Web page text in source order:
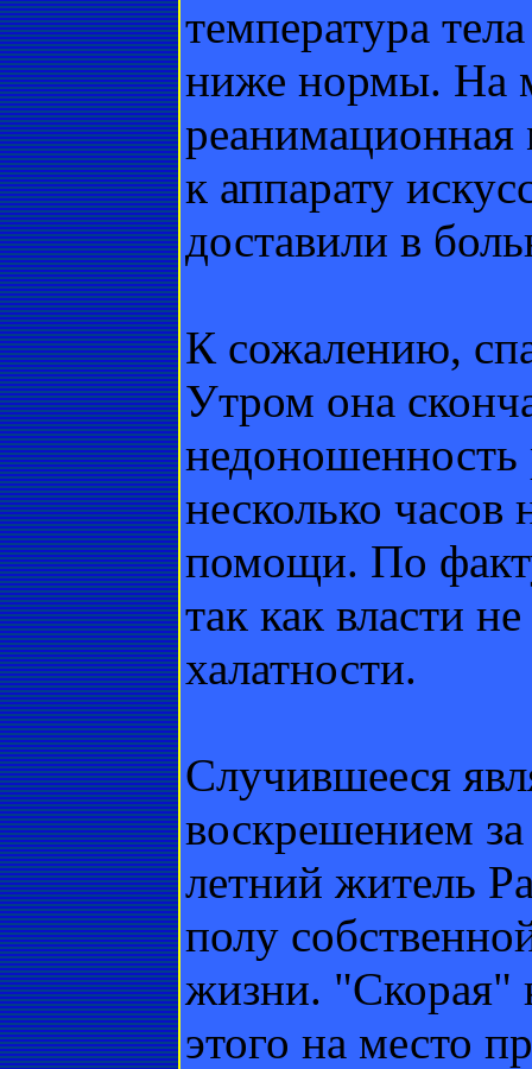
температура
ниже нормы. На
к аппарату
доставили в
К сожалению,
Утром она
недоношенность
несколько
помощи. По
так как власти
халатности.
Случившееся
воскрешением
летний житель
полу
жизни. "Скорая"
этого на место